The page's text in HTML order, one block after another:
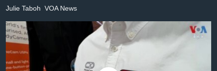
ម្តង
រំលង​
និង​ទូរទស្សន៍ / វីដេអូ​
វិទ្យុ / ផតខាសថ៍
Julie Taboh VOA News